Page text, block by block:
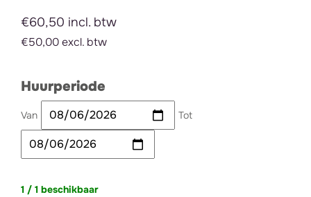
€60,50 incl. btw
€50,00 excl. btw
Huurperiode
Van Tot
1 / 1 beschikbaar